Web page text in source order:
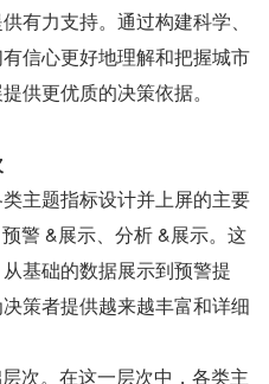
有力支持。通过构建科学、
信心更好地理解和把握城市
供更优质的决策依据。
主题指标设计并上屏的主要
警 &展示、分析 &展示。这
基础的数据展示到预警提
策者提供越来越丰富和详细
次。在这一层次中，各类主